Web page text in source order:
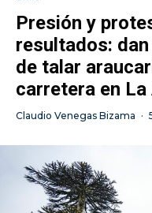
Presión y
resultados:
de talar
carretera en
Claudio Venegas Bizama ·